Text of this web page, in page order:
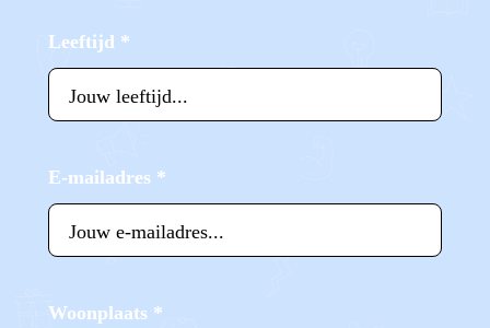
Leeftijd *
E-mailadres *
Woonplaats *